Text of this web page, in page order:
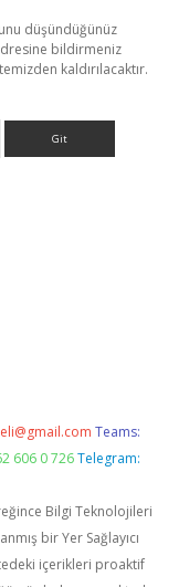
düşündüğünüz
bildirmeniz
kaldırılacaktır.
Teams:
606 0 726 Telegram:
Bilgi Teknolojileri
bir Yer Sağlayıcı
içerikleri proaktif